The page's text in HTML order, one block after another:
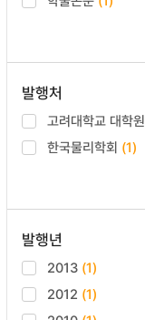
발행처
고려대학교 대학원
한국물리학회 (1)
발행년
2013 (1)
2012 (1)